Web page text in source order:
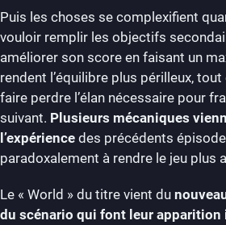
Puis les choses se complexifient
vouloir remplir les objectifs
améliorer son score en faisant un
rendent l’équilibre plus périlleux,
faire perdre l’élan nécessaire pour
suivant. Plusieurs mécaniques
l’expérience des précédents
paradoxalement à rendre le jeu plus
Le « World » du titre vient du
du scénario qui font leur apparition